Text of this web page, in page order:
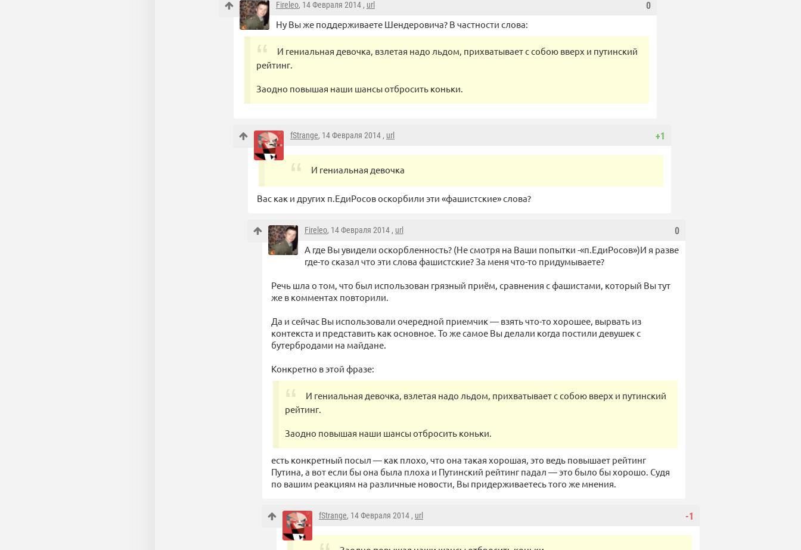
0
Fireleo, 14 Февраля 2014 , url
Ну Вы же поддерживаете Шендеровича? В частности слова:
И гениальная девочка, взлетая надо льдом, прихватывает с собою вверх и путинский
рейтинг.
Заодно повышая наши шансы отбросить коньки.
+1
fStrange, 14 Февраля 2014 , url
И гениальная девочка
Вас как и других п.ЕдиРосов оскорбили эти «фашистские» слова?
0
Fireleo, 14 Февраля 2014 , url
А где Вы увидели оскорбленность? (Не смотря на Ваши попытки -«п.ЕдиРосов»)И я разве
где-то сказал что эти слова фашистские? За меня что-то придумываете?
Речь шла о том, что был использован грязный приём, сравнения с фашистами, который Вы тут
же в комментах повторили.
Да и сейчас Вы использовали очередной приемчик — взять что-то хорошее, вырвать из
контекста и представить как основное. То же самое Вы делали когда постили девушек с
бутербродами на майдане.
Конкретно в этой фразе:
И гениальная девочка, взлетая надо льдом, прихватывает с собою вверх и путинский
рейтинг.
Заодно повышая наши шансы отбросить коньки.
есть конкретный посыл — как плохо, что она такая хорошая, это ведь повышает рейтинг
Путина, а вот если бы она была плоха и Путинский рейтинг падал — это было бы хорошо. Судя
по вашим реакциям на различные новости, Вы придерживаетесь того же мнения.
-1
fStrange, 14 Февраля 2014 , url